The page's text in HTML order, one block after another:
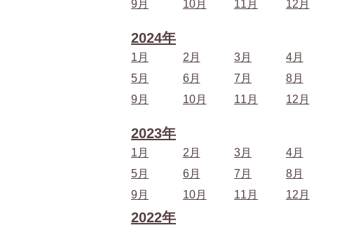
9月 10月 11月 12月
2024年
1月 2月 3月
4月
5月
6月 7月
8月
9月
10月 11月 12月
2023年
1月 2月 3月
4月
5月
6月 7月
8月
9月
10月 11月 12月
2022年